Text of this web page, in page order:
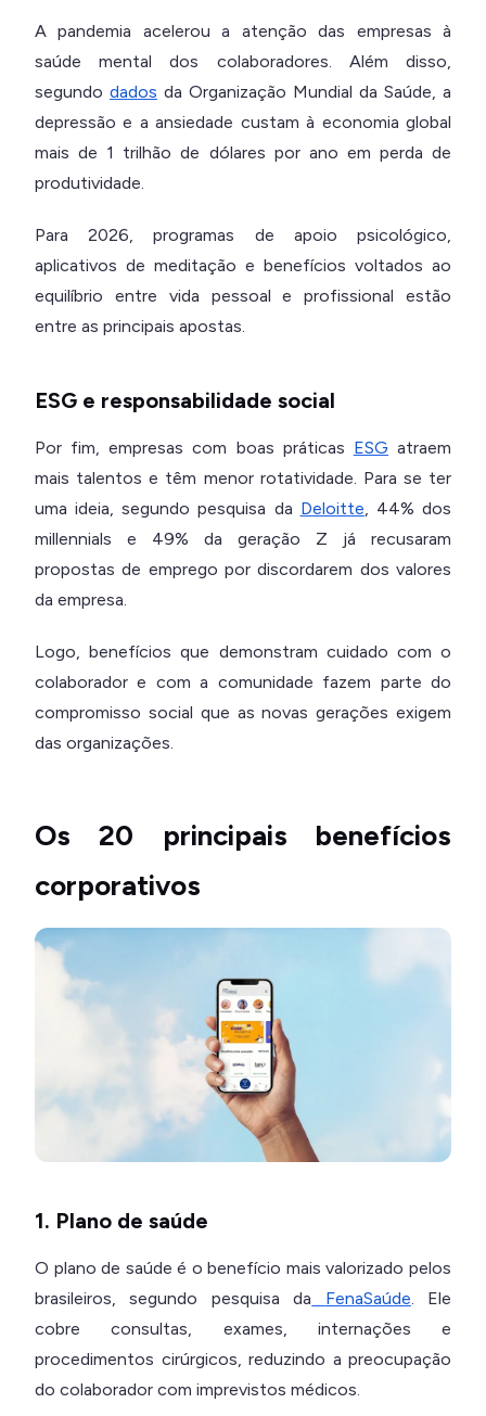
A pandemia acelerou a atenção das empresas à
saúde mental dos colaboradores. Além disso,
segundo dados da Organização Mundial da Saúde, a
depressão e a ansiedade custam à economia global
mais de 1 trilhão de dólares por ano em perda de
produtividade.
Para 2026, programas de apoio psicológico,
aplicativos de meditação e benefícios voltados ao
equilíbrio entre vida pessoal e profissional estão
entre as principais apostas.
ESG e responsabilidade social
Por fim, empresas com boas práticas ESG atraem
mais talentos e têm menor rotatividade. Para se ter
uma ideia, segundo pesquisa da Deloitte, 44% dos
millennials e 49% da geração Z já recusaram
propostas de emprego por discordarem dos valores
da empresa.
Logo, benefícios que demonstram cuidado com o
colaborador e com a comunidade fazem parte do
compromisso social que as novas gerações exigem
das organizações.
Os 20 principais benefícios
corporativos
1. Plano de saúde
O plano de saúde é o benefício mais valorizado pelos
brasileiros, segundo pesquisa da
FenaSaúde. Ele
cobre consultas, exames, internações e
procedimentos cirúrgicos, reduzindo a preocupação
do colaborador com imprevistos médicos.